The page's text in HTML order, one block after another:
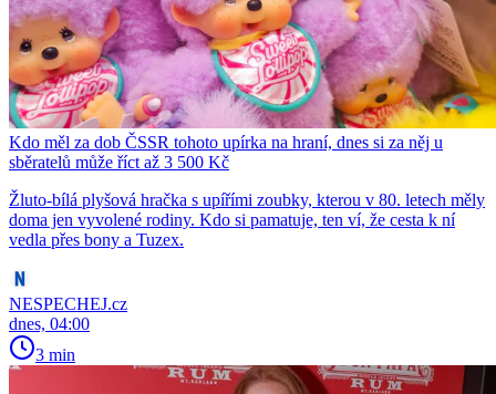
Kdo měl za dob ČSSR tohoto upírka na hraní, dnes si za něj u
sběratelů může říct až 3 500 Kč
Žluto-bílá plyšová hračka s upířími zoubky, kterou v 80. letech měly
doma jen vyvolené rodiny. Kdo si pamatuje, ten ví, že cesta k ní
vedla přes bony a Tuzex.
NESPECHEJ.cz
dnes, 04:00
3 min